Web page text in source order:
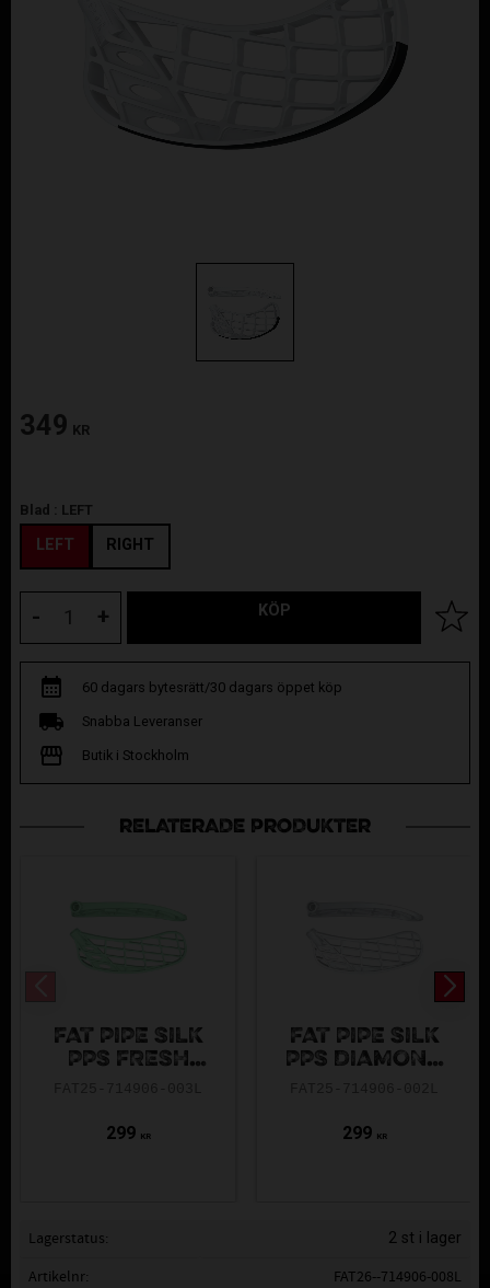
349 KR
Blad : LEFT
LEFT RIGHT
+
- KÖP Lägg
60 dagars bytesrätt/30 dagars öppet köp
Snabba Leveranser
Butik i Stockholm
RELATERADE PRODUKTER
FAT PIPE SILK
PPS FRESH
299 KR
FAT PIPE SILK
PPS DIAMOND
299 KR
Lagerstatus 2 st i lager
Artikelnr FAT26--714906-008L